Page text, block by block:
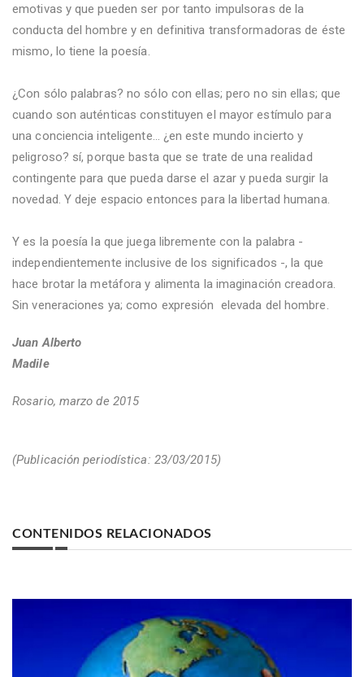
emotivas y que pueden ser por tanto impulsoras de la
conducta del hombre y en definitiva transformadoras de éste
mismo, lo tiene la poesía.
¿Con sólo palabras? no sólo con ellas; pero no sin ellas; que
cuando son auténticas constituyen el mayor estímulo para
una conciencia inteligente… ¿en este mundo incierto y
peligroso? sí, porque basta que se trate de una realidad
contingente para que pueda darse el azar y pueda surgir la
novedad. Y deje espacio entonces para la libertad humana.
Y es la poesía la que juega libremente con la palabra -
independientemente inclusive de los significados -, la que
hace brotar la metáfora y alimenta la imaginación creadora.
Sin veneraciones ya; como expresión elevada del hombre.
Juan Alberto
Madile
Rosario, marzo de 2015
(Publicación periodística: 23/03/2015)
CONTENIDOS RELACIONADOS